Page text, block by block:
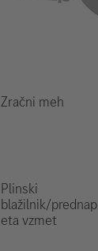
Zračni meh
Plinski
blažilnik/prednap
eta vzmet